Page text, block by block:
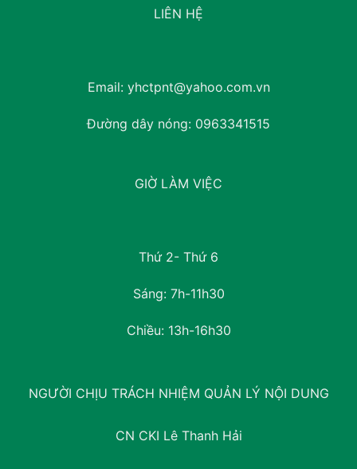
LIÊN HỆ
Email: yhctpnt@yahoo.com.vn
Đường dây nóng: 0963341515
GIỜ LÀM VIỆC
Thứ 2- Thứ 6
Sáng: 7h-11h30
Chiều: 13h-16h30
NGƯỜI CHỊU TRÁCH NHIỆM QUẢN LÝ NỘI DUNG
CN CKI Lê Thanh Hải